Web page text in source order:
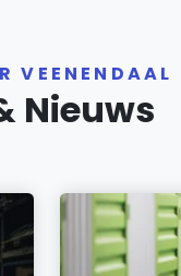
VEENENDAAL
Nieuws